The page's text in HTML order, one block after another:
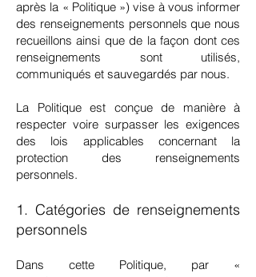
après la « Politique ») vise à vous informer
des renseignements personnels que nous
recueillons ainsi que de la façon dont ces
renseignements sont utilisés,
communiqués et sauvegardés par nous.
La Politique est conçue de manière à
respecter voire surpasser les exigences
des lois applicables concernant la
protection des renseignements
personnels.
1. Catégories de renseignements
personnels
Dans cette Politique, par «